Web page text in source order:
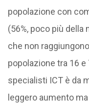
popolazione con
(56%, poco più della
che non
popolazione tra 16
specialisti ICT è da
leggero aumento